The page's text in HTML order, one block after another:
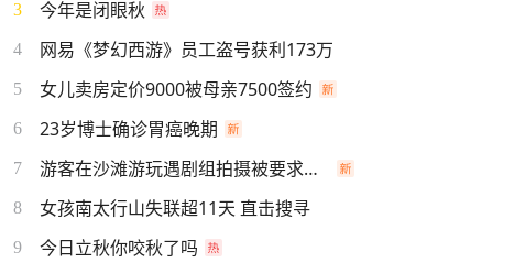
3 今年是闭眼秋
4 网易《梦幻西游》员工盗号获利173万
5 女儿卖房定价9000被母亲7500签约
6 23岁博士确诊胃癌晚期
7 游客在沙滩游玩遇剧组拍摄被要求离开
8 女孩南太行山失联超11天 直击搜寻
9 今日立秋你咬秋了吗